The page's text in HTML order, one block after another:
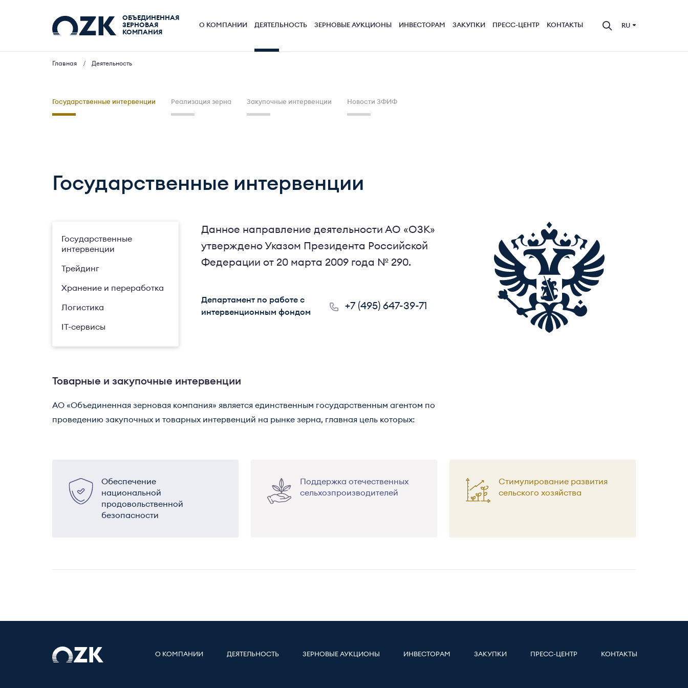
ОБЪЕДИНЕННАЯ
ЗЕРНОВАЯ
КОМПАНИЯ
О КОМПАНИИ ДЕЯТЕЛЬНОСТЬ ЗЕРНОВЫЕ АУКЦИОНЫ ИНВЕСТОРАМ ЗАКУПКИ ПРЕСС-ЦЕНТР КОНТАКТЫ RU
Главная Деятельность
Государственные интервенции Реализация зерна Закупочные интервенции Новости ЗФИФ
Государственные интервенции
Государственные
интервенции
Трейдинг
Хранение и переработка
Логистика
IT-сервисы
Данное направление деятельности АО «ОЗК»
утверждено Указом Президента Российской
Федерации от 20 марта 2009 года № 290.
Департамент по работе с
интервенционным фондом
+7 (495) 647-39-71
Товарные и закупочные интервенции
АО «Объединенная зерновая компания» является единственным государственным агентом по
проведению закупочных и товарных интервенций на рынке зерна, главная цель которых:
Обеспечение
национальной
продовольственной
безопасности
Поддержка отечественных
сельхозпроизводителей
Стимулирование развития
сельского хозяйства
О КОМПАНИИ ДЕЯТЕЛЬНОСТЬ ЗЕРНОВЫЕ АУКЦИОНЫ ИНВЕСТОРАМ ЗАКУПКИ ПРЕСС-ЦЕНТР КОНТАКТЫ